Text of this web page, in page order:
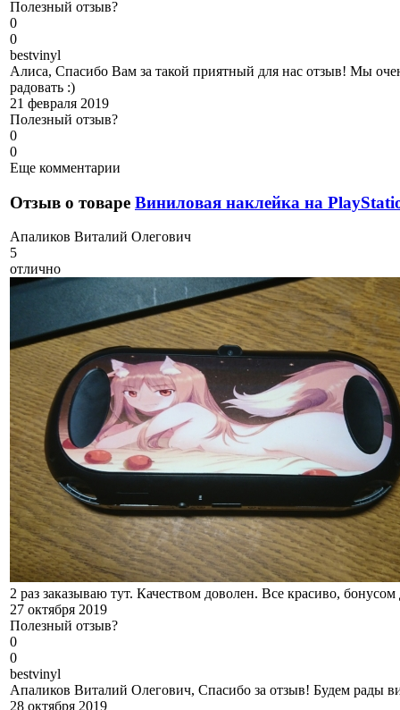
Полезный отзыв?
0
0
bestvinyl
Алиса, Спасибо Вам за такой приятный для нас отзыв! Мы
радовать :)
21 февраля 2019
Полезный отзыв?
0
0
Еще комментарии
Отзыв о товаре Виниловая наклейка на
Апаликов Виталий Олегович
5
отлично
2 раз заказываю тут. Качеством доволен. Все красиво,
27 октября 2019
Полезный отзыв?
0
0
bestvinyl
Апаликов Виталий Олегович, Спасибо за отзыв! Будем рады
28 октября 2019